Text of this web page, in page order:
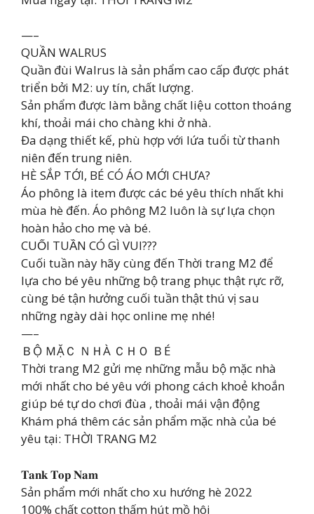
—–
QUẦN WALRUS
Quần đùi Walrus là sản phẩm cao cấp được phát
triển bởi M2: uy tín, chất lượng.
Sản phẩm được làm bằng chất liệu cotton thoáng
khí, thoải mái cho chàng khi ở nhà.
Đa dạng thiết kế, phù hợp với lứa tuổi từ thanh
niên đến trung niên.
HÈ SẮP TỚI, BÉ CÓ ÁO MỚI CHƯA?
Áo phông là item được các bé yêu thích nhất khi
mùa hè đến. Áo phông M2 luôn là sự lựa chọn
hoàn hảo cho mẹ và bé.
️CUỐI TUẦN CÓ GÌ VUI??? ️
Cuối tuần này hãy cùng đến Thời trang M2 để
lựa cho bé yêu những bộ trang phục thật rực rỡ,
cùng bé tận hưởng cuối tuần thật thú vị sau
những ngày dài học online mẹ nhé!
—–
ＢỘ ＭẶＣ ＮＨÀ ＣＨＯ ＢÉ
Thời trang M2 gửi mẹ những mẫu bộ mặc nhà
mới nhất cho bé yêu với phong cách khoẻ khoắn
giúp bé tự do chơi đùa , thoải mái vận động
Khám phá thêm các sản phẩm mặc nhà của bé
yêu tại: THỜI TRANG M2
𝐓𝐚𝐧𝐤 𝐓𝐨𝐩 𝐍𝐚𝐦
Sản phẩm mới nhất cho xu hướng hè 2022
100% chất cotton thấm hút mồ hôi